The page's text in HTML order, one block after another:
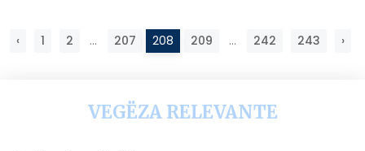
‹ 1 2 ... 207 208 209 ... 242 243 ›
VEGËZA RELEVANTE